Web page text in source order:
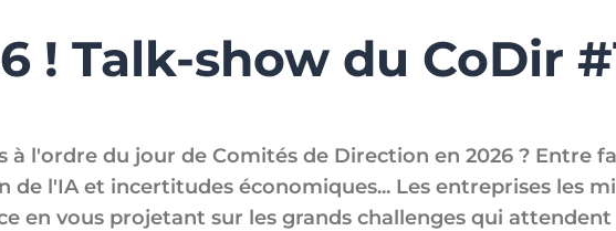
! Talk-show du CoDir
à l'ordre du jour de Comités de Direction en 2026 ? Entre
de l'IA et incertitudes économiques... Les entreprises les
en vous projetant sur les grands challenges qui attendent